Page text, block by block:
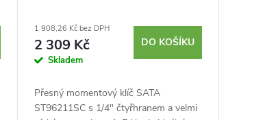
1 908,26 Kč bez DPH
2 309 Kč
Skladem
DO KOŠÍKU
Přesný momentový klíč SATA
ST96211SC s 1/4" čtyřhranem a velmi